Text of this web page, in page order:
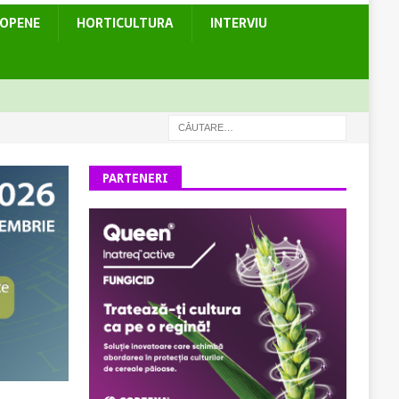
HORTICULTURA
INTERVIU
PARTENERI